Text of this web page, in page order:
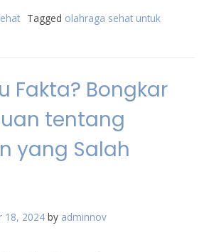
Tagged olahraga sehat untuk
Fakta? Bongkar
tentang
yang Salah
18, 2024 by adminnov